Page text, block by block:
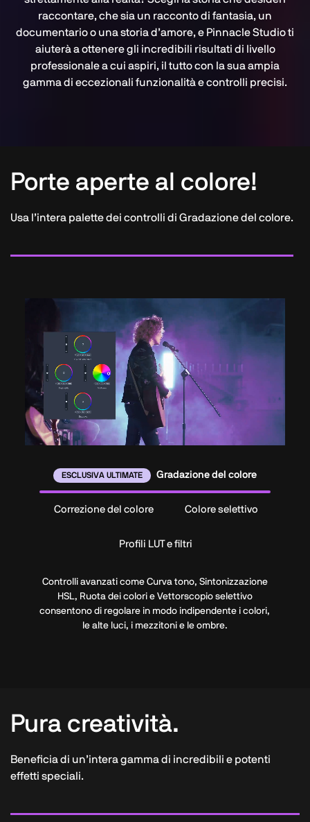
raccontare, che sia un racconto di fantasia, un
documentario o una storia d’amore, e Pinnacle Studio ti
aiuterà a ottenere gli incredibili risultati di livello
professionale a cui aspiri, il tutto con la sua ampia
gamma di eccezionali funzionalità e controlli precisi.
Porte aperte al colore!
Usa l’intera palette dei controlli di Gradazione del colore.
ESCLUSIVA ULTIMATE Gradazione del colore
Correzione del colore Colore selettivo
Profili LUT e filtri
Controlli avanzati come Curva tono, Sintonizzazione
HSL, Ruota dei colori e Vettorscopio selettivo
consentono di regolare in modo indipendente i colori,
le alte luci, i mezzitoni e le ombre.
Pura creatività.
Beneficia di un’intera gamma di incredibili e potenti
effetti speciali.